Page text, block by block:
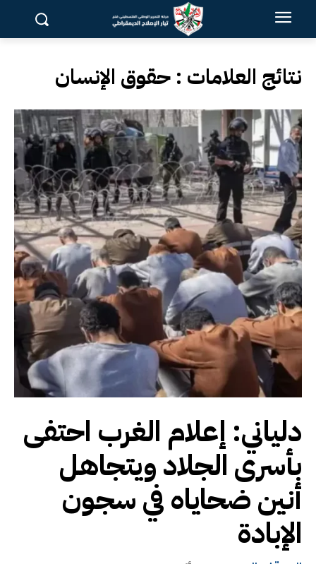
نتائج العلامات : حقوق الإنسان
دلياني: إعلام الغرب احتفى
بأسرى الجلاد ويتجاهل
أنين ضحاياه في سجون
الإبادة